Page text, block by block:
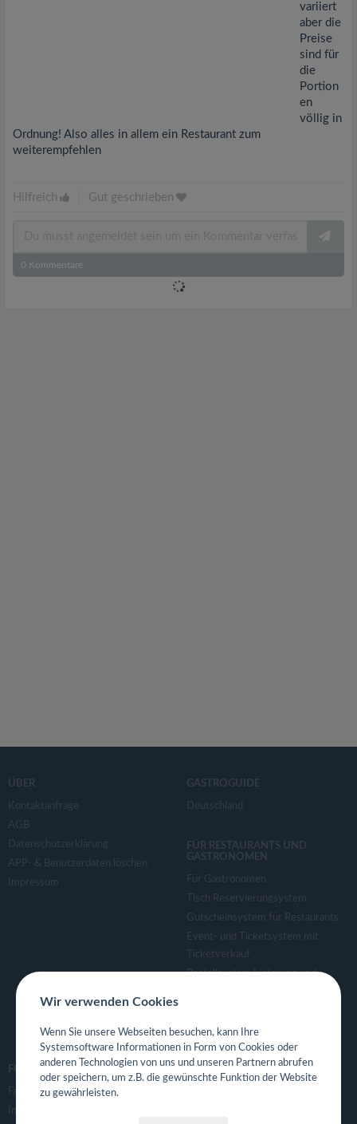
variiert
aber die
Preise
sind für
die
Portion
en
völlig in
Ordnung! Also alles in allem ein Restaurant zum
weiterempfehlen
Hilfreich Gut geschrieben
0 Kommentare
ÜBER
Kontaktanfrage
AGB
Datenschutzerklärung
APP- & Benutzerdaten löschen
Impressum
GASTROGUIDE
Deutschland
FÜR RESTAURANTS UND
GASTRONOMEN
Für Gastronomen
Tisch Reservierungsystem
Gutscheinsystem für Restaurants
Event- und Ticketsystem mit
Ticketverkauf
Bestellsystem Lieferung und
Eigene App für Restaurant
FOLGE UNS
Facebook
Instagram
Wir verwenden Cookies
Wenn Sie unsere Webseiten besuchen, kann Ihre
Systemsoftware Informationen in Form von Cookies oder
anderen Technologien von uns und unseren Partnern abrufen
oder speichern, um z.B. die gewünschte Funktion der Website
zu gewährleisten.